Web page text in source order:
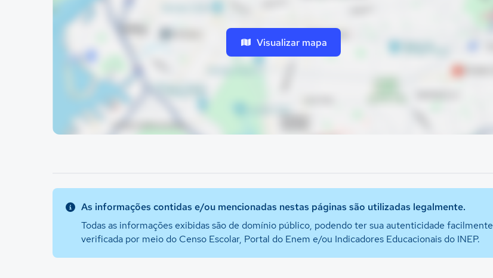
Visualizar mapa
As informações contidas e/ou mencionadas nestas páginas são utilizadas legalmente.
Todas as informações exibidas são de domínio público, podendo ter sua autenticidade facilmente
verificada por meio do Censo Escolar, Portal do Enem e/ou Indicadores Educacionais do INEP.